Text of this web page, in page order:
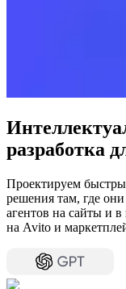
разработка
Проектируем
решения там, где
агентов на сайты и
на Avito и